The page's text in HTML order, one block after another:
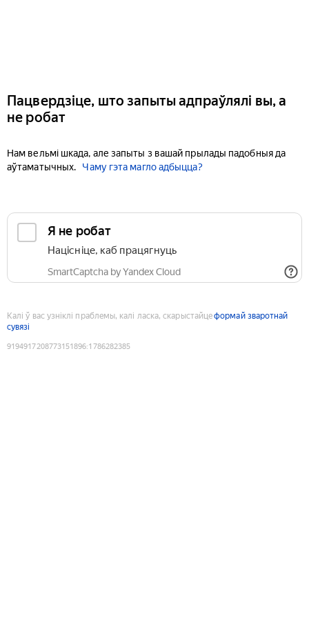
Пацвердзіце, што запыты адпраўлялі вы, а
не робат
Нам вельмі шкада, але запыты з вашай прылады падобныя да
аўтаматычных.
Чаму гэта магло адбыцца?
Я не робат
Націсніце, каб працягнуць
SmartCaptcha by Yandex Cloud
Калі ў вас узніклі праблемы, калі ласка, скарыстайцеформай зваротнай
сувязі
9194917208773151896:1786282385